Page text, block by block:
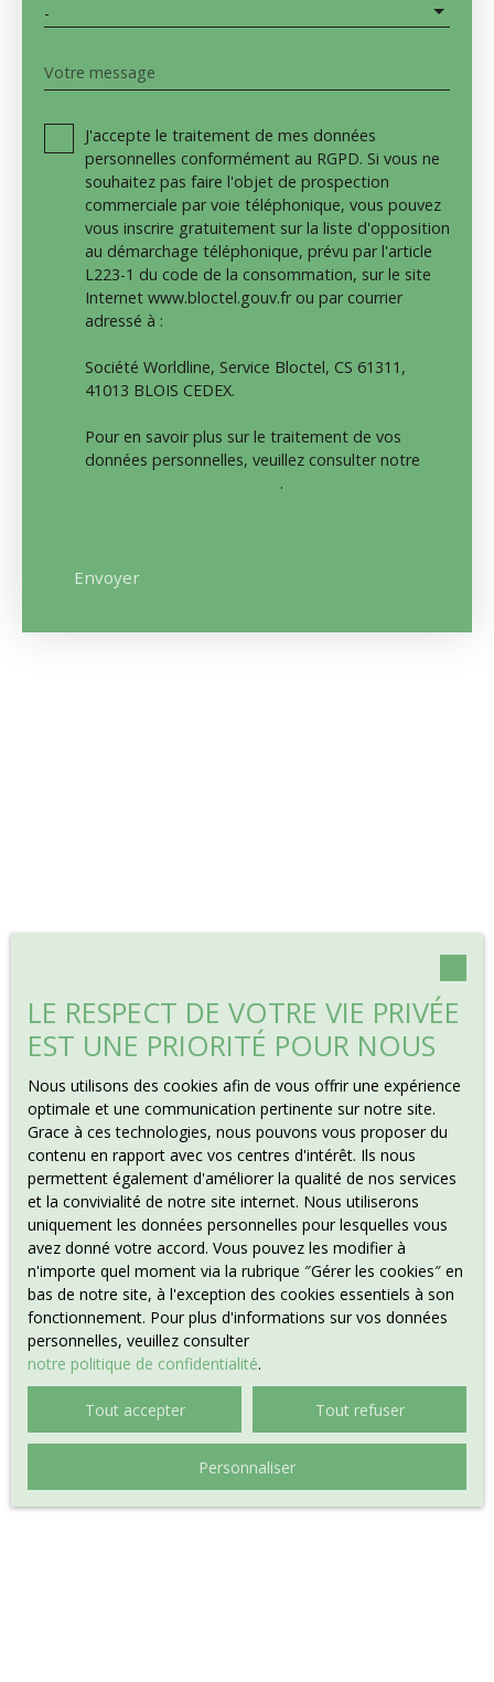
-
Votre message
J'accepte le traitement de mes données
personnelles conformément au RGPD. Si vous ne
souhaitez pas faire l'objet de prospection
commerciale par voie téléphonique, vous pouvez
vous inscrire gratuitement sur la liste d'opposition
au démarchage téléphonique, prévu par l'article
L223-1 du code de la consommation, sur le site
Internet www.bloctel.gouv.fr ou par courrier
adressé à :
Société Worldline, Service Bloctel, CS 61311,
41013 BLOIS CEDEX.
Pour en savoir plus sur le traitement de vos
données personnelles, veuillez consulter notre
.
Envoyer
LE RESPECT DE VOTRE VIE PRIVÉE
EST UNE PRIORITÉ POUR NOUS
Nous utilisons des cookies afin de vous offrir une expérience
optimale et une communication pertinente sur notre site.
Grace à ces technologies, nous pouvons vous proposer du
contenu en rapport avec vos centres d'intérêt. Ils nous
permettent également d'améliorer la qualité de nos services
et la convivialité de notre site internet. Nous utiliserons
uniquement les données personnelles pour lesquelles vous
avez donné votre accord. Vous pouvez les modifier à
n'importe quel moment via la rubrique ″Gérer les cookies″ en
bas de notre site, à l'exception des cookies essentiels à son
fonctionnement. Pour plus d'informations sur vos données
personnelles, veuillez consulter
notre politique de confidentialité.
Tout accepter Tout refuser
Personnaliser